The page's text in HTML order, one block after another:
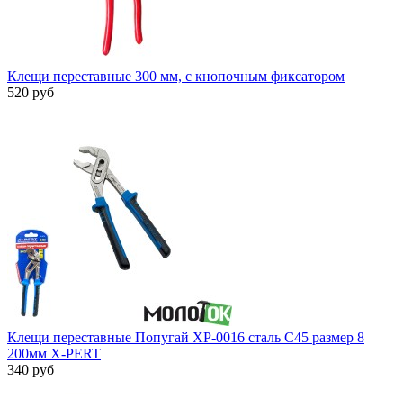
Клещи переставные 300 мм, с кнопочным фиксатором
520 руб
Клещи переставные Попугай XP-0016 сталь С45 размер 8
200мм X-PERT
340 руб